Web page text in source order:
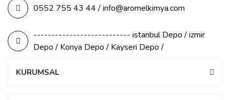
0552 755 43 44 / info@aromelkimya.com
--------------------------- istanbul Depo / izmir
Depo / Konya Depo / Kayseri Depo /
KURUMSAL